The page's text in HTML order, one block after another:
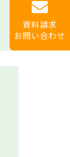
資料請求
お問い合わせ